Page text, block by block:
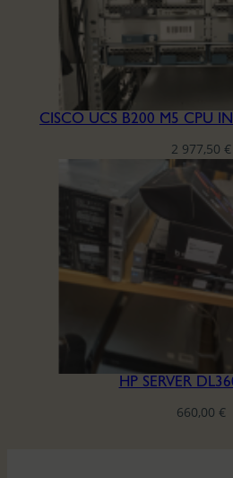
2 977,50 €
HP SERVER
660,00 €